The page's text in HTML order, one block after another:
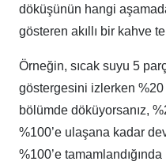
döküşünün hangi
gösteren akıllı bir kahve
Örneğin, sıcak suyu 5
göstergesini izlerken
bölümde döküyorsanız,
%100’e ulaşana kadar
%100’e